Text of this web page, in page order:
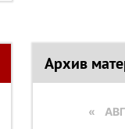
Архив
«